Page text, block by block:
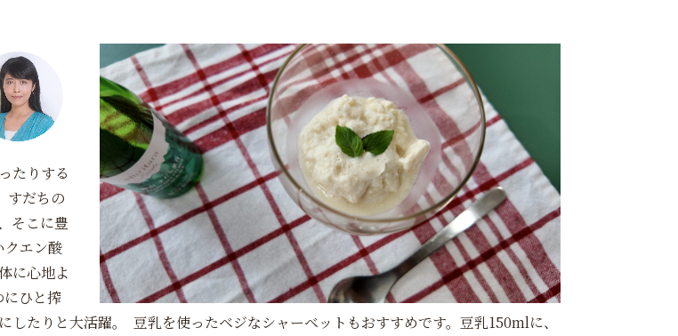
たりする
すだちの
そこに豊
クエン酸
に心地よ
ひと搾
たりと大活躍。 豆乳を使ったベジなシャーベットもおすすめです。豆乳150mlに、